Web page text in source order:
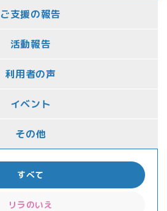
ご支援の報告
活動報告
利用者の声
イベント
その他
すべて
リラのいえ